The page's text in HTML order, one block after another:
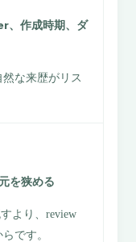
作成時期、ダ
な来歴がリス
を狭める
より、review
です。